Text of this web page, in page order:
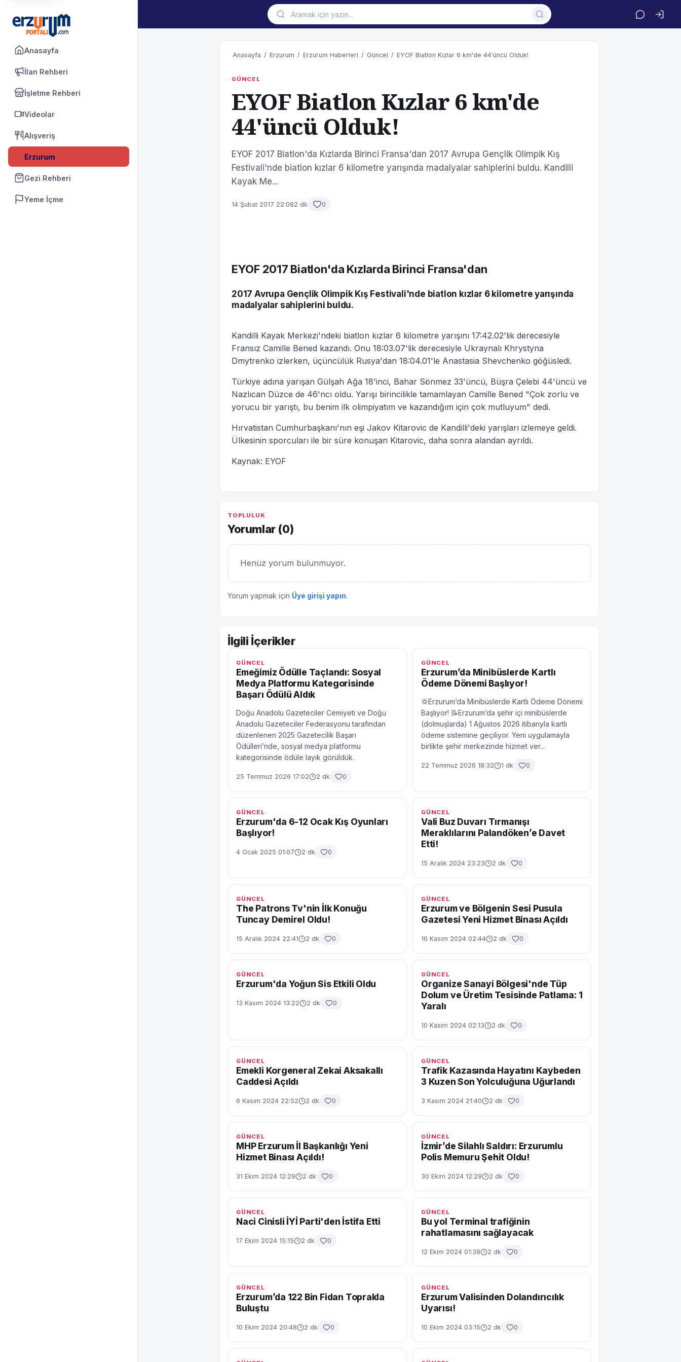
Anasayfa
İlan Rehberi
İşletme Rehberi
Videolar
Alışveriş
Erzurum
Gezi Rehberi
Yeme İçme
Anasayfa / Erzurum / Erzurum Haberleri / Güncel / EYOF Biatlon Kızlar 6 km'de 44'üncü Olduk!
GÜNCEL
EYOF Biatlon Kızlar 6 km'de
44'üncü Olduk!
EYOF 2017 Biatlon'da Kızlarda Birinci Fransa'dan 2017 Avrupa Gençlik Olimpik Kış
Festivali'nde biatlon kızlar 6 kilometre yarışında madalyalar sahiplerini buldu. Kandilli
Kayak Me...
14 Şubat 2017 22:082 dk 0
EYOF 2017 Biatlon'da Kızlarda Birinci Fransa'dan
2017 Avrupa Gençlik Olimpik Kış Festivali'nde biatlon kızlar 6 kilometre yarışında
madalyalar sahiplerini buldu.
Kandilli Kayak Merkezi'ndeki biatlon kızlar 6 kilometre yarışını 17:42.02'lik derecesiyle
Fransız Camille Bened kazandı. Onu 18:03.07'lik derecesiyle Ukraynalı Khrystyna
Dmytrenko izlerken, üçüncülük Rusya'dan 18:04.01'le Anastasia Shevchenko göğüsledi.
Türkiye adına yarışan Gülşah Ağa 18'inci, Bahar Sönmez 33'üncü, Büşra Çelebi 44'üncü ve
Nazlıcan Düzce de 46'ncı oldu. Yarışı birincilikle tamamlayan Camille Bened "Çok zorlu ve
yorucu bir yarıştı, bu benim ilk olimpiyatım ve kazandığım için çok mutluyum" dedi.
Hırvatistan Cumhurbaşkanı'nın eşi Jakov Kitarovic de Kandilli'deki yarışları izlemeye geldi.
Ülkesinin sporcuları ile bir süre konuşan Kitarovic, daha sonra alandan ayrıldı.
Kaynak: EYOF
TOPLULUK
Yorumlar (0)
Henüz yorum bulunmuyor.
Yorum yapmak için Üye girişi yapın.
İlgili İçerikler
GÜNCEL
Emeğimiz Ödülle Taçlandı: Sosyal
Medya Platformu Kategorisinde
Başarı Ödülü Aldık
Doğu Anadolu Gazeteciler Cemiyeti ve Doğu
Anadolu Gazeteciler Federasyonu tarafından
düzenlenen 2025 Gazetecilik Başarı
Ödülleri’nde, sosyal medya platformu
kategorisinde ödüle layık görüldük.
25 Temmuz 2026 17:02 2 dk 0
GÜNCEL
Erzurum’da Minibüslerde Kartlı
Ödeme Dönemi Başlıyor!
💢Erzurum’da Minibüslerde Kartlı Ödeme Dönemi
Başlıyor! 📝Erzurum’da şehir içi minibüslerde
(dolmuşlarda) 1 Ağustos 2026 itibarıyla kartlı
ödeme sistemine geçiliyor. Yeni uygulamayla
birlikte şehir merkezinde hizmet ver...
22 Temmuz 2026 18:32 1 dk 0
GÜNCEL
Erzurum'da 6-12 Ocak Kış Oyunları
Başlıyor!
4 Ocak 2025 01:07 2 dk 0
GÜNCEL
Vali Buz Duvarı Tırmanışı
Meraklılarını Palandöken’e Davet
Etti!
15 Aralık 2024 23:23 2 dk 0
GÜNCEL
The Patrons Tv'nin İlk Konuğu
Tuncay Demirel Oldu!
15 Aralık 2024 22:41 2 dk 0
GÜNCEL
Erzurum ve Bölgenin Sesi Pusula
Gazetesi Yeni Hizmet Binası Açıldı
16 Kasım 2024 02:44 2 dk 0
GÜNCEL
Erzurum'da Yoğun Sis Etkili Oldu
13 Kasım 2024 13:22 2 dk 0
GÜNCEL
Organize Sanayi Bölgesi'nde Tüp
Dolum ve Üretim Tesisinde Patlama: 1
Yaralı
10 Kasım 2024 02:13 2 dk 0
GÜNCEL
Emekli Korgeneral Zekai Aksakallı
Caddesi Açıldı
6 Kasım 2024 22:52 2 dk 0
GÜNCEL
Trafik Kazasında Hayatını Kaybeden
3 Kuzen Son Yolculuğuna Uğurlandı
3 Kasım 2024 21:40 2 dk 0
GÜNCEL
MHP Erzurum İl Başkanlığı Yeni
Hizmet Binası Açıldı!
31 Ekim 2024 12:29 2 dk 0
GÜNCEL
İzmir’de Silahlı Saldırı: Erzurumlu
Polis Memuru Şehit Oldu!
30 Ekim 2024 12:29 2 dk 0
GÜNCEL
Naci Cinisli İYİ Parti'den İstifa Etti
17 Ekim 2024 15:15 2 dk 0
GÜNCEL
Bu yol Terminal trafiğinin
rahatlamasını sağlayacak
12 Ekim 2024 01:38 2 dk 0
GÜNCEL
Erzurum’da 122 Bin Fidan Toprakla
Buluştu
10 Ekim 2024 20:48 2 dk 0
GÜNCEL
Erzurum Valisinden Dolandırıcılık
Uyarısı!
10 Ekim 2024 03:15 2 dk 0